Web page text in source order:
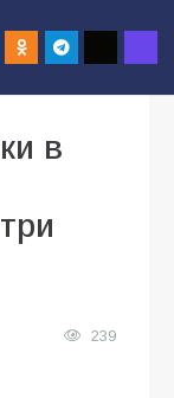
в
239